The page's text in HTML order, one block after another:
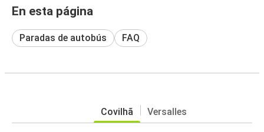
En esta página
Paradas de autobús FAQ
Covilhã Versalles